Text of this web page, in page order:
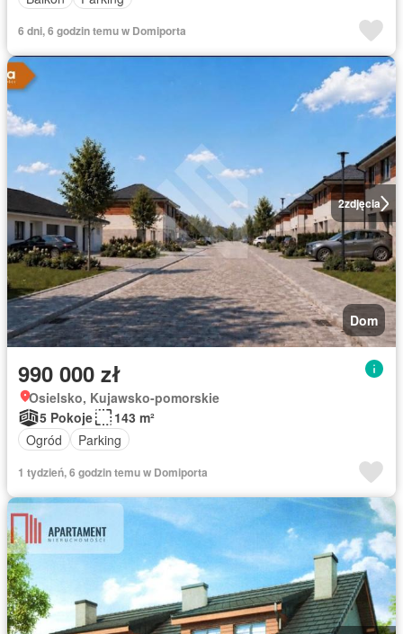
6 dni, 6 godzin temu w Domiporta
2zdjęcia
Dom
990 000 zł
Osielsko, Kujawsko-pomorskie
5 Pokoje
143 m²
Ogród
Parking
1 tydzień, 6 godzin temu w Domiporta